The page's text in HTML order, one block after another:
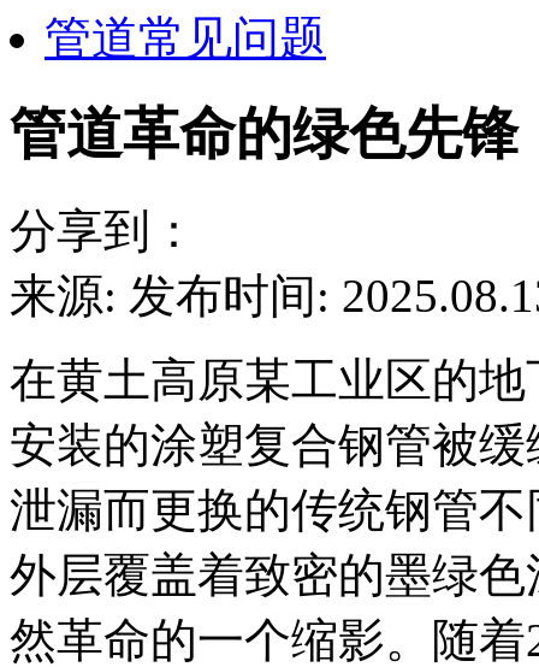
管道常见问题
管道革命的绿色先锋
分享到：
来源: 发布时间:
在黄土高原某工业区的
安装的涂塑复合钢管被
泄漏而更换的传统钢管
外层覆盖着致密的墨绿
然革命的一个缩影。随